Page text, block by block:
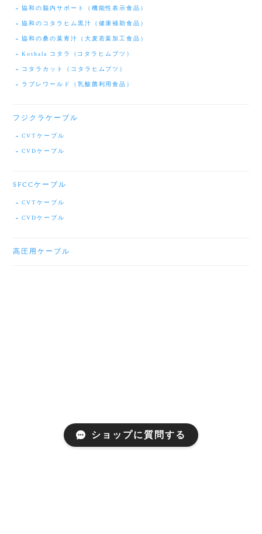
協和の脳内サポート（機能性表示食品）
協和のコタラヒム黒汁（健康補助食品）
協和の桑の葉青汁（大麦若葉加工食品）
Kothala コタラ（コタラヒムブツ）
コタラカット（コタラヒムブツ）
ラブレワールド（乳酸菌利用食品）
フジクラケーブル
CVTケーブル
CVDケーブル
SFCCケーブル
CVTケーブル
CVDケーブル
高圧用ケーブル
ショップに質問する